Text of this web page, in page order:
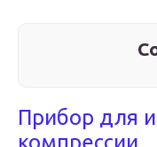
Прибор для